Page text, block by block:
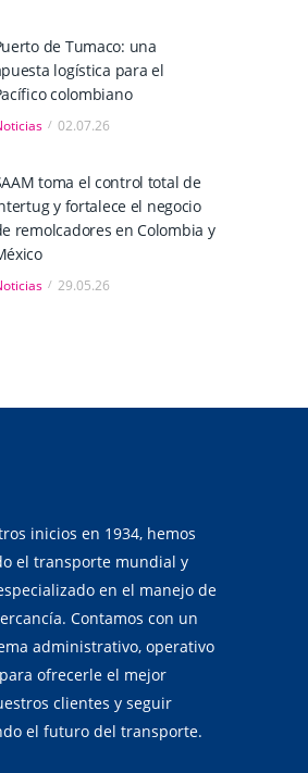
de Tumaco: una
logística para el
colombiano
02.07.26
toma el control total de
y fortalece el negocio
remolcadores en Colombia y
29.05.26
inicios en 1934, hemos
el transporte mundial y
en el manejo de
Contamos con un
administrativo, operativo
ofrecerle el mejor
clientes y seguir
el futuro del transporte.